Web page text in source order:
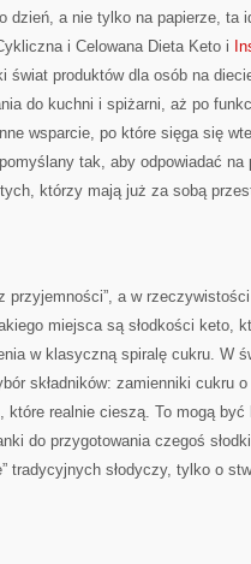
dzień, a nie tylko na papierze, ta
i Celowana Dieta Keto i
świat produktów dla osób na
do kuchni i spiżarni, aż po
wsparcie, po które sięga się
tak, aby odpowiadać na
którzy mają już za sobą
przyjemności”, a w
miejsca są słodkości keto,
w klasyczną spiralę cukru. W
składników: zamienniki cukru
realnie cieszą. To mogą być
do przygotowania czegoś
tradycyjnych słodyczy, tylko o